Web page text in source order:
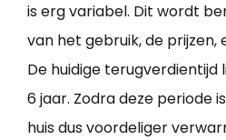
is erg variabel. Dit wordt
van het gebruik, de
De huidige terugverdientijd
6 jaar. Zodra deze periode
huis dus voordeliger